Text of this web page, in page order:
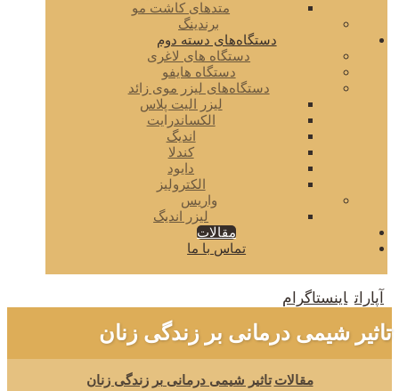
متدهای کاشت مو
برندینگ
دستگاه‌های دسته دوم
دستگاه های لاغری
دستگاه هایفو
دستگاه‌های لیزر موی زائد
لیزر الیت پلاس
الکساندرایت
اندیگ
کندلا
دایود
الکترولیز
واریس
لیزر اندیگ
مقالات
تماس با ما
آپارات اینستاگرام
تاثیر شیمی درمانی بر زندگی زنان
مقالات تاثیر شیمی درمانی بر زندگی زنان